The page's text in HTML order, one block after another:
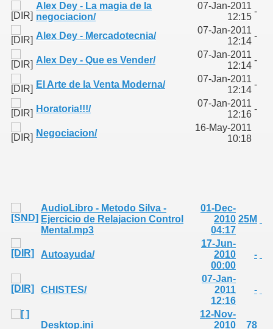
Alex Dey - La magia de la
negociacion/
07-Jan-2011
12:15
-
Alex Dey - Mercadotecnia/
07-Jan-2011
12:14
-
Alex Dey - Que es Vender/
07-Jan-2011
12:14
-
El Arte de la Venta Moderna/
07-Jan-2011
12:14
-
Horatoria!!!/
07-Jan-2011
12:16
-
Negociacion/
16-May-2011
10:18
AudioLibro - Metodo Silva -
Ejercicio de Relajacion Control
Mental.mp3
01-Dec-
2010
04:17
25M
Autoayuda/
17-Jun-
2010
00:00
-
CHISTES/
07-Jan-
2011
12:16
-
Desktop.ini
12-Nov-
2010
78